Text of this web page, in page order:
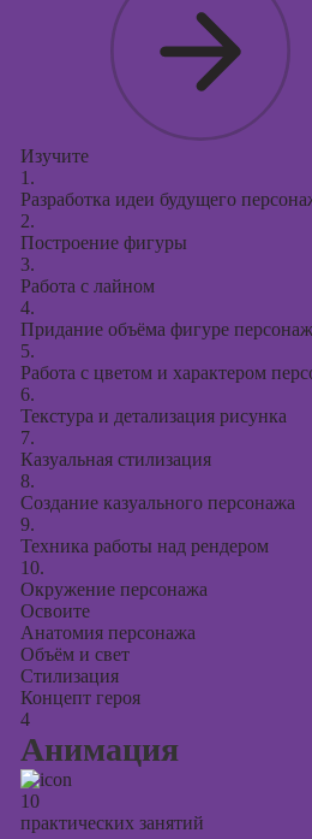
Изучите
1.
Разработка идеи будущего
2.
Построение фигуры
3.
Работа с лайном
4.
Придание объёма фигуре
5.
Работа с цветом и характером
6.
Текстура и детализация рисунка
7.
Казуальная стилизация
8.
Создание казуального персонажа
9.
Техника работы над рендером
10.
Окружение персонажа
Освоите
Анатомия персонажа
Объём и свет
Стилизация
Концепт героя
4
Анимация
10
практических занятий